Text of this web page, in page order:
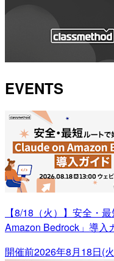
EVENTS
【8/18（火）】安全・
Amazon Bedrock」導入
開催前2026年8月18日(